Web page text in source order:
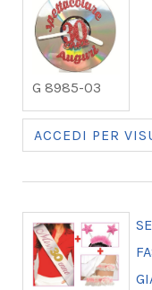
G 8985-03
ACCEDI PER